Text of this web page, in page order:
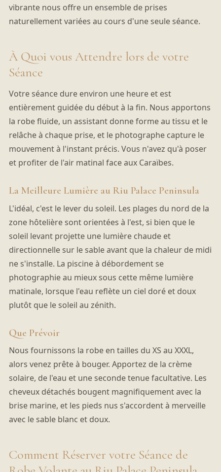
vibrante nous offre un ensemble de prises
naturellement variées au cours d'une seule séance.
À Quoi vous Attendre lors de votre
Séance
Votre séance dure environ une heure et est
entièrement guidée du début à la fin. Nous apportons
la robe fluide, un assistant donne forme au tissu et le
relâche à chaque prise, et le photographe capture le
mouvement à l'instant précis. Vous n'avez qu'à poser
et profiter de l'air matinal face aux Caraïbes.
La Meilleure Lumière au Riu Palace Peninsula
L'idéal, c'est le lever du soleil. Les plages du nord de la
zone hôtelière sont orientées à l'est, si bien que le
soleil levant projette une lumière chaude et
directionnelle sur le sable avant que la chaleur de midi
ne s'installe. La piscine à débordement se
photographie au mieux sous cette même lumière
matinale, lorsque l'eau reflète un ciel doré et doux
plutôt que le soleil au zénith.
Que Prévoir
Nous fournissons la robe en tailles du XS au XXXL,
alors venez prête à bouger. Apportez de la crème
solaire, de l'eau et une seconde tenue facultative. Les
cheveux détachés bougent magnifiquement avec la
brise marine, et les pieds nus s'accordent à merveille
avec le sable blanc et doux.
Comment Réserver votre Séance de